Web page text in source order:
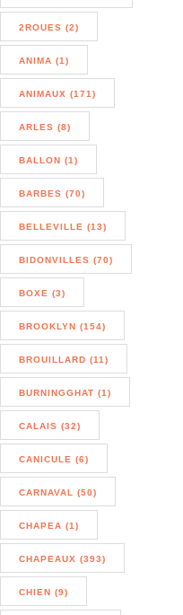
2ROUES (2)
ANIMA (1)
ANIMAUX (171)
ARLES (8)
BALLON (1)
BARBES (70)
BELLEVILLE (13)
BIDONVILLES (70)
BOXE (3)
BROOKLYN (154)
BROUILLARD (11)
BURNINGGHAT (1)
CALAIS (32)
CANICULE (6)
CARNAVAL (50)
CHAPEA (1)
CHAPEAUX (393)
CHIEN (9)